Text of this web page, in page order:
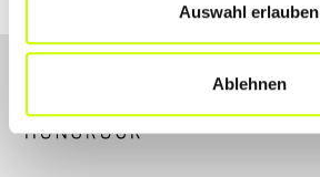
Auswahl erlauben
Ablehnen